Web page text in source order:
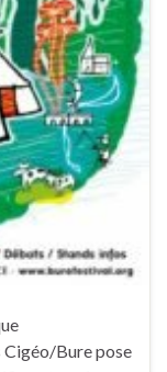
Cigéo/Bure pose